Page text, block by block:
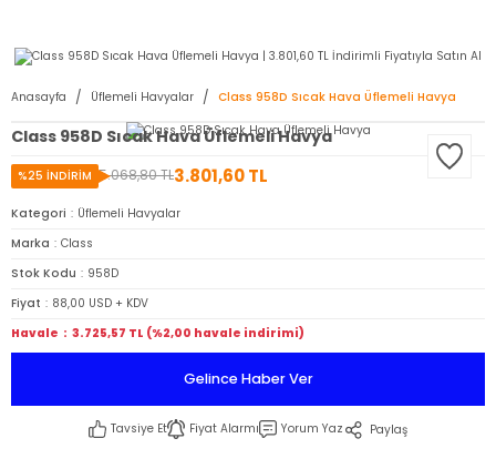
Anasayfa Üflemeli Havyalar Class 958D Sıcak Hava Üflemeli Havya
Class 958D Sıcak Hava Üflemeli Havya
5.068,80 TL3.801,60 TL
%25 İNDİRİM
Kategori
Üflemeli Havyalar
Marka
Class
Stok Kodu
958D
Fiyat
88,00 USD + KDV
Havale
3.725,57 TL (%2,00 havale indirimi)
Gelince Haber Ver
Tavsiye Et Fiyat Alarmı Yorum Yaz Paylaş